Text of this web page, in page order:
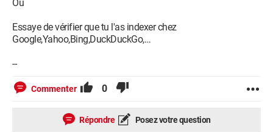
Ou
Essaye de vérifier que tu l'as indexer chez
Google,Yahoo,Bing,DuckDuckGo,…
--
Commenter 0
Répondre Posez votre question